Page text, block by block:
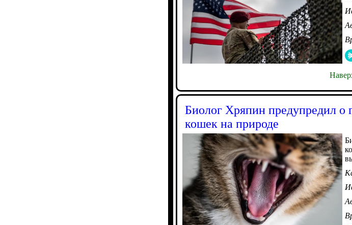
Биолог Хряпин предупредил о
кошек на природе